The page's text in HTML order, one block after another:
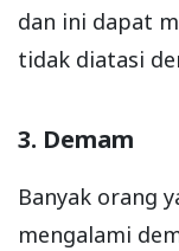
dan ini dapat
tidak diatasi
3. Demam
Banyak orang
mengalami